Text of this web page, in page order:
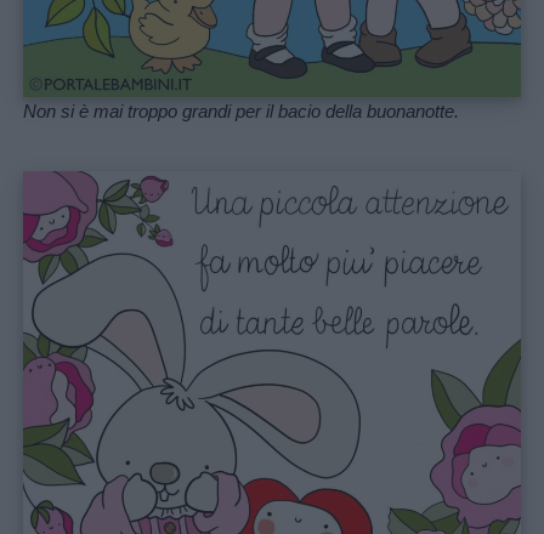
Non si è mai troppo grandi per il bacio della buonanotte.